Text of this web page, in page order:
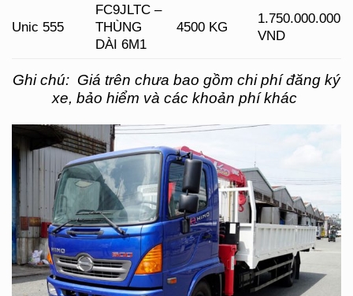
Unic 555
FC9JLTC –
THÙNG
DÀI 6M1
4500 KG
1.750.000.000
VND
Ghi chú: Giá trên chưa bao gồm chi phí đăng ký
xe, bảo hiểm và các khoản phí khác